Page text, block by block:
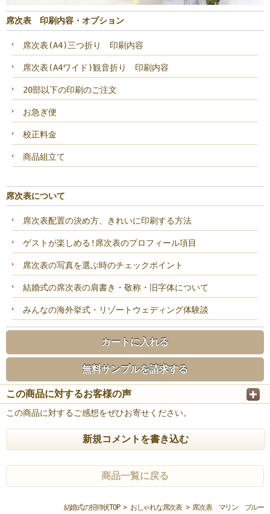
席次表 印刷内容・オプション
席次表(A4)三つ折り 印刷内容
席次表(A4ワイド)観音折り 印刷内容
20部以下の印刷のご注文
お急ぎ便
校正料金
商品組立て
席次表について
席次表配置の決め方、きれいに印刷する方法
ゲストが楽しめる!席次表のプロフィール項目
席次表の写真を選ぶ時のチェックポイント
結婚式の席次表の肩書き・敬称・旧字体について
みんなの海外挙式・リゾートウェディング体験談
カートに入れる
無料サンプルを請求する
この商品に対するお客様の声
この商品に対するご感想をぜひお寄せください。
新規コメントを書き込む
商品一覧に戻る
結婚式の招待状TOP> おしゃれな席次表> 席次表 マリン ブルー